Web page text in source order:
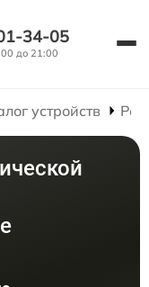
34-05
до 21:00
устройств